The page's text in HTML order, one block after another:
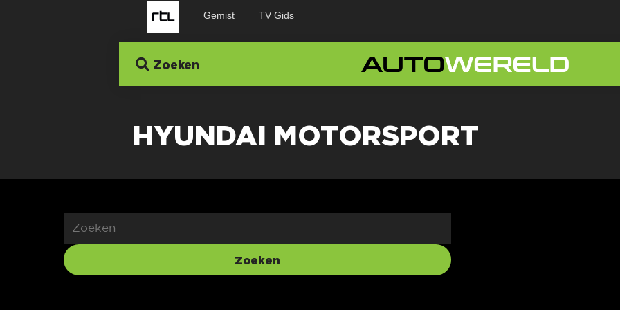
Gemist TV Gids
Zoeken
HYUNDAI MOTORSPORT